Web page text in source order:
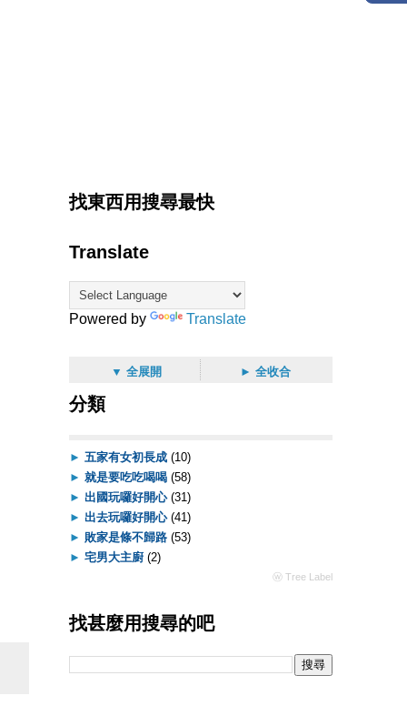
找東西用搜尋最快
Translate
Powered by Translate
▼ 全展開 ► 全收合
分類
► 五家有女初長成 (10)
► 就是要吃吃喝喝 (58)
► 出國玩囉好開心 (31)
► 出去玩囉好開心 (41)
► 敗家是條不歸路 (53)
► 宅男大主廚 (2)
ⓦ Tree Label
找甚麼用搜尋的吧